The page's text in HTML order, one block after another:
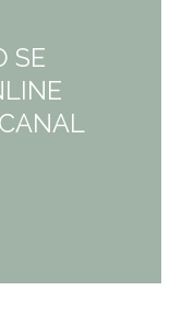
SE